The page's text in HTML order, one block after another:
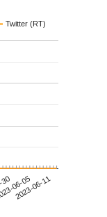
Twitter (RT)
06-05
2023-06-11